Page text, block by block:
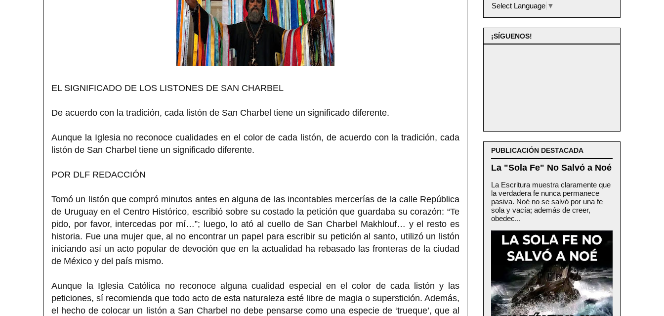
EL SIGNIFICADO DE LOS LISTONES DE SAN CHARBEL
De acuerdo con la tradición, cada listón de San Charbel tiene un significado diferente.
Aunque la Iglesia no reconoce cualidades en el color de cada listón, de acuerdo con la tradición, cada
listón de San Charbel tiene un significado diferente.
POR DLF REDACCIÓN
Tomó un listón que compró minutos antes en alguna de las incontables mercerías de la calle República
de Uruguay en el Centro Histórico, escribió sobre su costado la petición que guardaba su corazón: “Te
pido, por favor, intercedas por mí…”; luego, lo ató al cuello de San Charbel Makhlouf… y el resto es
historia. Fue una mujer que, al no encontrar un papel para escribir su petición al santo, utilizó un listón
iniciando así un acto popular de devoción que en la actualidad ha rebasado las fronteras de la ciudad
de México y del país mismo.
Aunque la Iglesia Católica no reconoce alguna cualidad especial en el color de cada listón y las
peticiones, sí recomienda que todo acto de esta naturaleza esté libre de magia o superstición. Además,
el hecho de colocar un listón a San Charbel no debe pensarse como una especie de ‘trueque’, que al
Select Language ▼
¡SÍGUENOS!
PUBLICACIÓN DESTACADA
La "Sola Fe" No Salvó a Noé
La Escritura muestra claramente que
la verdadera fe nunca permanece
pasiva. Noé no se salvó por una fe
sola y vacía; además de creer,
obedec...